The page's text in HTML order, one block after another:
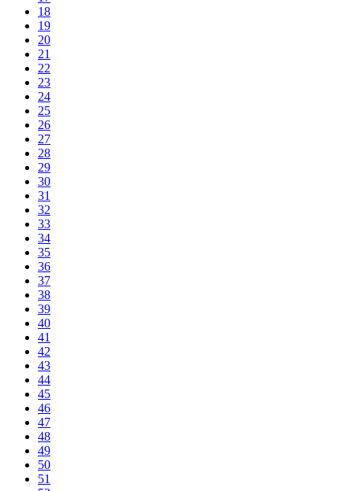
18
19
20
21
22
23
24
25
26
27
28
29
30
31
32
33
34
35
36
37
38
39
40
41
42
43
44
45
46
47
48
49
50
51